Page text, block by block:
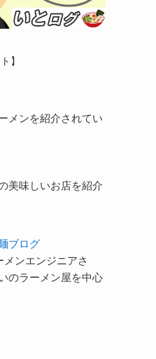
】
メンを紹介されてい
美味しいお店を紹介
ブログ
メンエンジニアさ
のラーメン屋を中心